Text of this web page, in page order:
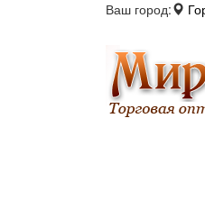
Ваш город: